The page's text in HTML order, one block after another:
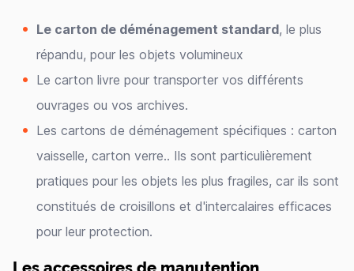
Le carton de déménagement standard, le plus
répandu, pour les objets volumineux
Le carton livre pour transporter vos différents
ouvrages ou vos archives.
Les cartons de déménagement spécifiques : carton
vaisselle, carton verre.. Ils sont particulièrement
pratiques pour les objets les plus fragiles, car ils sont
constitués de croisillons et d'intercalaires efficaces
pour leur protection.
Les accessoires de manutention